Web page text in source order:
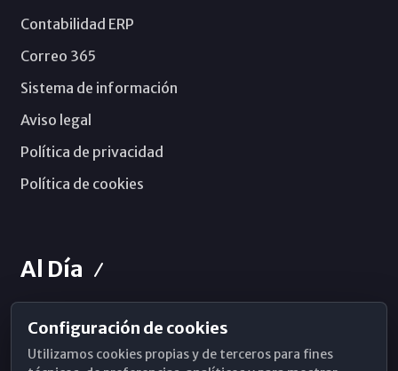
Contabilidad ERP
Correo 365
Sistema de información
Aviso legal
Política de privacidad
Política de cookies
Al Día
Horarios de Misa
Hemeroteca
Configuración de cookies
Utilizamos cookies propias y de terceros para fines